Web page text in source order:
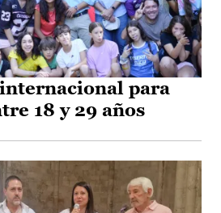
para
18 y 29 años